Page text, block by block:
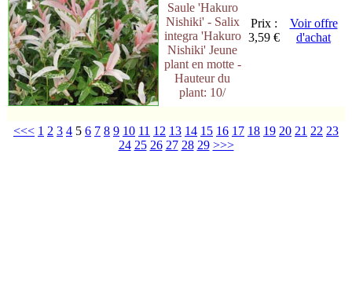
Saule 'Hakuro
Nishiki' - Salix
integra 'Hakuro
Nishiki' Jeune
plant en motte -
Hauteur du
plant: 10/
Prix :
3,59 €
Voir offre
d'achat
<<< 1 2 3 4 5 6 7 8 9 10 11 12 13 14 15 16 17 18 19 20 21 22 23
24 25 26 27 28 29 >>>